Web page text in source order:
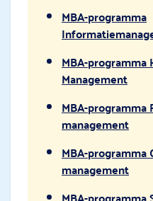
MBA-programma
MBA-programma
Management
MBA-programma
management
MBA-programma
management